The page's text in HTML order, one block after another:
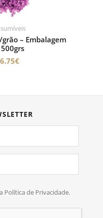
– Embalagem
€
Política de Privacidade.